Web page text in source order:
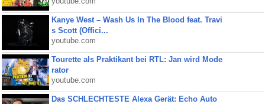
Kanye West – Wash Us In The Blood feat. Travi
s Scott (Offici...
youtube.com
Tourette als Praktikant bei RTL: Jan wird Mode
rator
youtube.com
Das SCHLECHTESTE Alexa Gerät: Echo Auto